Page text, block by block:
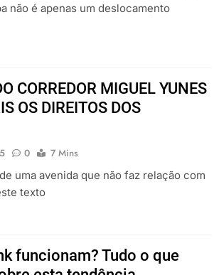
não é apenas um deslocamento
CORREDOR MIGUEL YUNES
OS DIREITOS DOS
0
7 Mins
uma avenida que não faz relação com
texto
funcionam? Tudo o que